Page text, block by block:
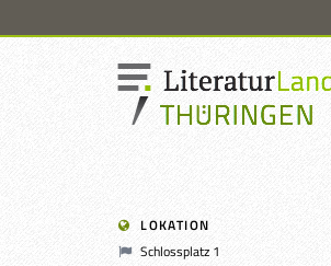
LOKATION
Schlossplatz 1